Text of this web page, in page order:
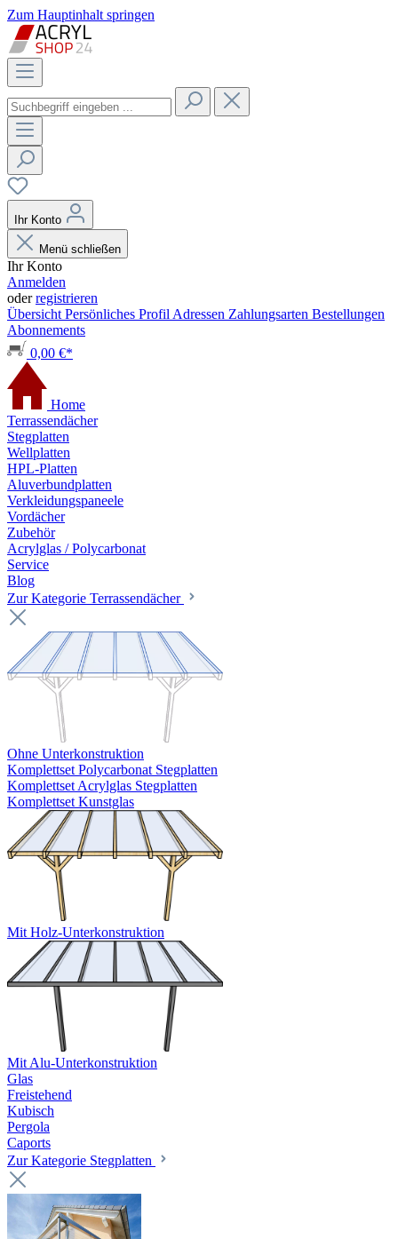
Zum Hauptinhalt springen
Ihr Konto
Menü schließen
Ihr Konto
Anmelden
oderregistrieren
Übersicht Persönliches Profil Adressen Zahlungsarten Bestellungen
Abonnements
0,00 €*
Home
Terrassendächer
Stegplatten
Wellplatten
HPL-Platten
Aluverbundplatten
Verkleidungspaneele
Vordächer
Zubehör
Acrylglas / Polycarbonat
Service
Blog
Zur Kategorie Terrassendächer
Ohne Unterkonstruktion
Komplettset Polycarbonat Stegplatten
Komplettset Acrylglas Stegplatten
Komplettset Kunstglas
Mit Holz-Unterkonstruktion
Mit Alu-Unterkonstruktion
Glas
Freistehend
Kubisch
Pergola
Caports
Zur Kategorie Stegplatten